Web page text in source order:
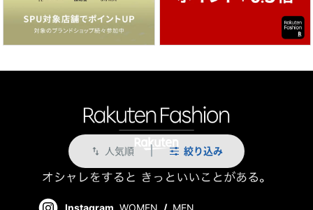
swap_vert 人気順 絞り込み